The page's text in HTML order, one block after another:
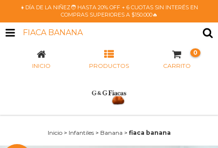
👧DÍA DE LA NIÑEZ🧑 HASTA 20% OFF + 6 CUOTAS SIN INTERÉS EN
COMPRAS SUPERIORES A $150.000🔥
FIACA BANANA
INICIO PRODUCTOS CARRITO
0
Inicio > Infantiles > Banana > fiaca banana